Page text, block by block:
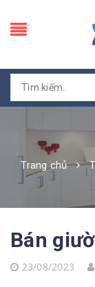
Trang chủ
Bán
23/08/2023